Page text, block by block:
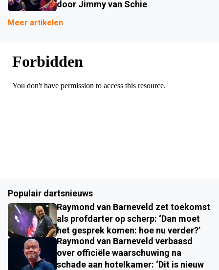
door Jimmy van Schie
Meer artikelen
Populair dartsnieuws
Raymond van Barneveld zet toekomst
als profdarter op scherp: ‘Dan moet
het gesprek komen: hoe nu verder?’
Raymond van Barneveld verbaasd
over officiële waarschuwing na
schade aan hotelkamer: ‘Dit is nieuw